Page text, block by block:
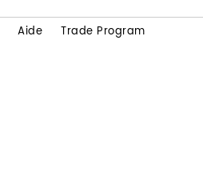
Aide Trade Program